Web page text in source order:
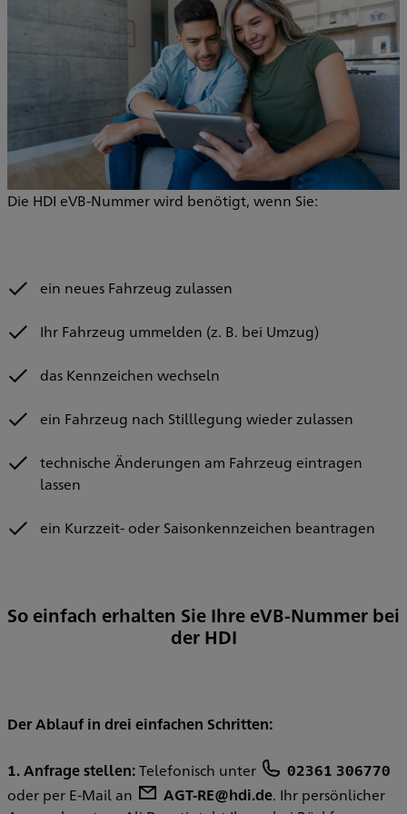
Die HDI eVB-Nummer wird benötigt, wenn Sie:
ein neues Fahrzeug zulassen
Ihr Fahrzeug ummelden (z. B. bei Umzug)
das Kennzeichen wechseln
ein Fahrzeug nach Stilllegung wieder zulassen
technische Änderungen am Fahrzeug eintragen
lassen
ein Kurzzeit- oder Saisonkennzeichen beantragen
So einfach erhalten Sie Ihre eVB-Nummer bei
der HDI
Der Ablauf in drei einfachen Schritten:
1. Anfrage stellen:Telefonisch unter
02361 306770
oder per E-Mail an
AGT-RE@hdi.de. Ihr persönlicher